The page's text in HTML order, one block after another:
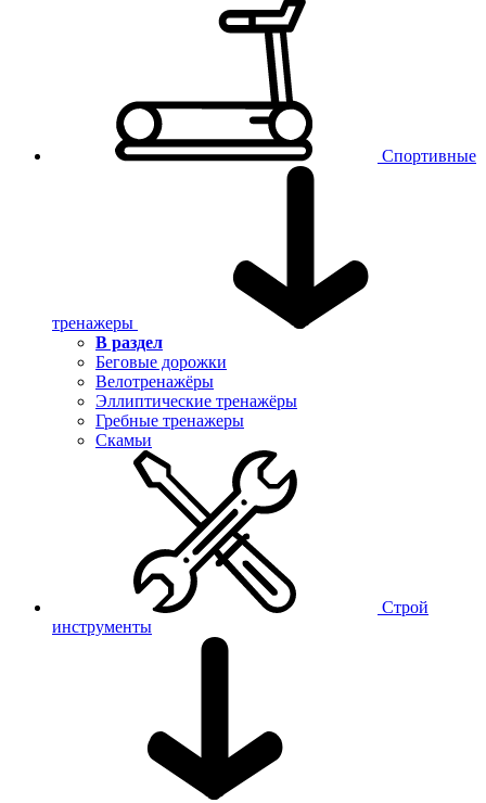
Спортивные
тренажеры
В раздел
Беговые дорожки
Велотренажёры
Эллиптические тренажёры
Гребные тренажеры
Скамьи
Строй
инструменты